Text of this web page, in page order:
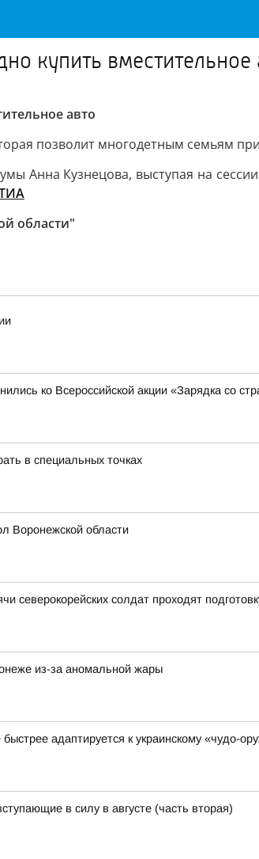
купить вместительное
авто
позволит многодетным семьям
Анна Кузнецова, выступая на
области"
ко Всероссийской акции «Зарядка со
в специальных точках
Воронежской области
северокорейских солдат проходят
из-за аномальной жары
адаптируется к украинскому «чудо-
в силу в августе (часть вторая)